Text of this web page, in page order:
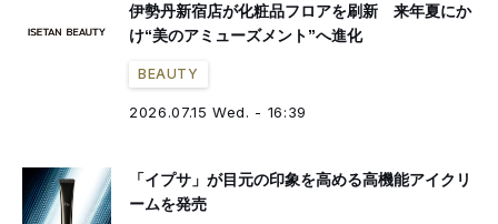
伊勢丹新宿店が化粧品フロアを刷新 来年夏にか
け“美のアミューズメント”へ進化
BEAUTY
2026.07.15 Wed. - 16:39
「イプサ」が目元の印象を高める高機能アイクリ
ームを発売